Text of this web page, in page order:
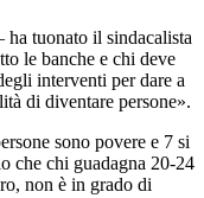
ha tuonato il sindacalista
le banche e chi deve
interventi per dare a
di diventare persone».
sono povere e 7 si
che chi guadagna 20-24
non è in grado di